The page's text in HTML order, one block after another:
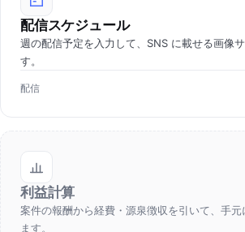
配信スケジュール
週の配信予定を入力して、SNS に載せる画像
す。
配信
利益計算
案件の報酬から経費・源泉徴収を引いて、手
ます。